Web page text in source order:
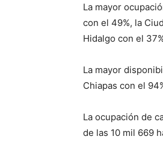
La mayor
con el 49%, la
Hidalgo con el
La mayor
Chiapas con el
La ocupación de
de las 10 mil 669